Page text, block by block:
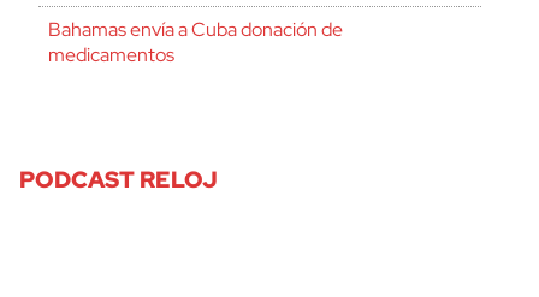
Bahamas envía a Cuba donación de
medicamentos
PODCAST RELOJ